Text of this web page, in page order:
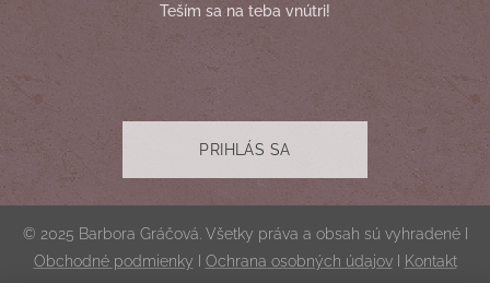
Teším sa na teba vnútri!
PRIHLÁS SA
© 2025 Barbora Gráčová. Všetky práva a obsah sú vyhradené I
Obchodné podmienky
Ochrana osobných údajovI Kontakt